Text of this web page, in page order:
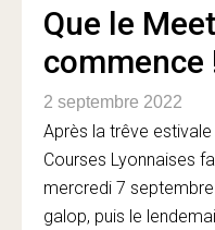
Que le
commence
2 septembre 2022
Après la trêve
Courses Lyonnaises
mercredi 7
galop, puis le